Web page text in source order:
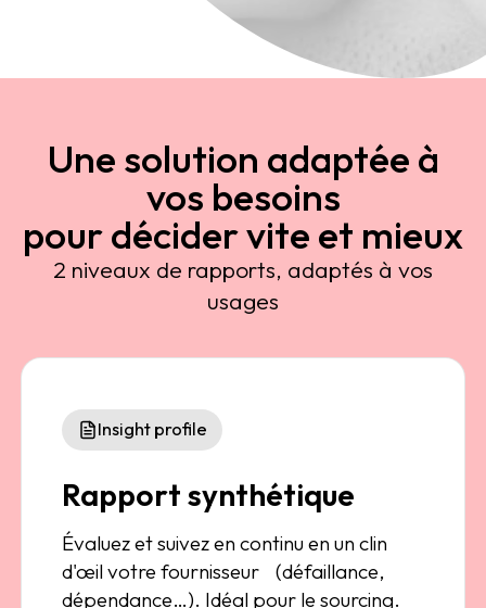
Une solution adaptée à
vos besoins
pour décider vite et mieux
2 niveaux de rapports, adaptés à vos
usages
Insight profile
Rapport synthétique
Évaluez et suivez en continu en un clin
d'œil votre fournisseur (défaillance,
dépendance…). Idéal pour le sourcing.